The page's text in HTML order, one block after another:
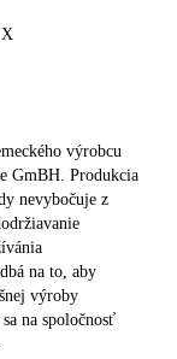
REŽIM X
výrobcu
GmBH. Produkcia
nevybočuje z
na to, aby
výroby
na spoločnosť